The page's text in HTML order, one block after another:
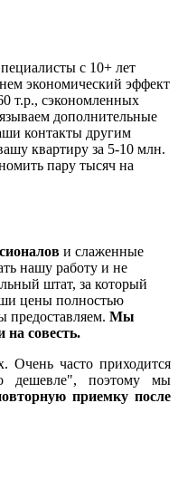
с 10+ лет
экономический эффект
т.р., сэкономленных
дополнительные
контакты другим
квартиру за 5-10 млн.
пару тысяч на
и слаженные
нашу работу и не
штат, за который
цены полностью
предоставляем. Мы
на совесть.
Очень часто приходится
дешевле", поэтому мы
приемку после